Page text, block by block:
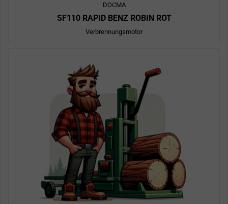
DOCMA
SF110 RAPID BENZ ROBIN ROT
Verbrennungsmotor